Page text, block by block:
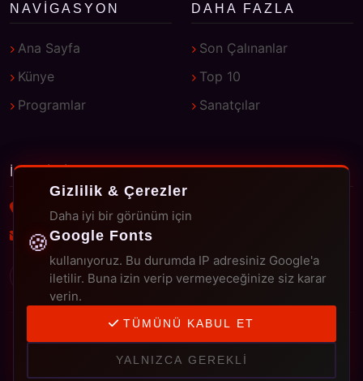
NAVIGASYON
Ana Sayfa
Künye
Programlar
DAHA FAZLA
Son Çalınanlar
Top 10
Sanatçılar
İLETIŞIM
Damar FM - Damarın Sesi
info@damarfm.com
© 2002 - 2026 Damar FM. Tüm hakları saklıdır. 🎵
Damar FM– Damarın Sesi ·Çerez Ayarları
🍪
Gizlilik & Çerezler
Daha iyi bir görünüm için
Google Fonts
kullanıyoruz. Bu durumda IP adresiniz Google'a
iletilir. Buna izin verip vermeyeceğinize siz karar
verin.
TÜMÜNÜ KABUL ET
YALNIZCA GEREKLI